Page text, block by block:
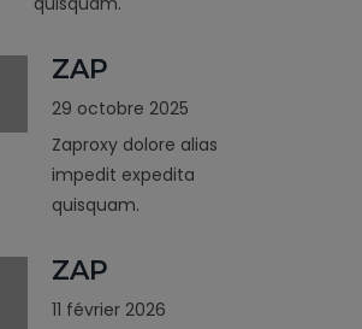
ZAP
29 octobre 2025
Zaproxy dolore alias
impedit expedita
quisquam.
ZAP
11 février 2026